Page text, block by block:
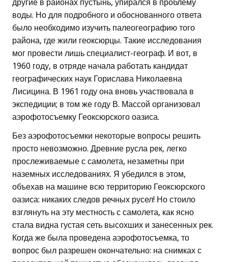
другие в районах пустынь, упирался в проблему
воды. Но для подробного и обоснованного ответа
было необходимо изучить палеогеографию того
района, где жили геоксюрцы. Такие исследования
мог провести лишь специалист-географ. И вот, в
1960 году, в отряде начала работать кандидат
географических наук Горислава Николаевна
Лисицина. В 1961 году она вновь участвовала в
экспедиции; в том же году В. Массой организовал
аэрофотосъемку Геоксюрского оазиса.
Без аэрофотосъемки некоторые вопросы решить
просто невозможно. Древние русла рек, легко
прослеживаемые с самолета, незаметны при
наземных исследованиях. Я убедился в этом,
объехав на машине всю территорию Геоксюрского
оазиса: никаких следов речных русел! Но стоило
взглянуть на эту местность с самолета, как ясно
стала видна густая сеть высохших и занесенных рек.
Когда же была проведена аэрофотосъемка, то
вопрос был разрешен окончательно: на снимках с